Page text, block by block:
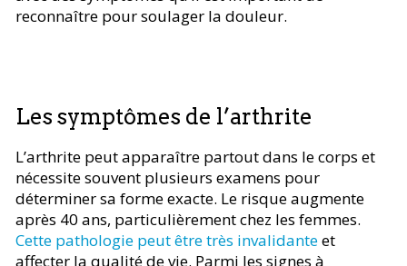
reconnaître pour soulager la douleur.
Les symptômes de l’arthrite
L’arthrite peut apparaître partout dans le corps et
nécessite souvent plusieurs examens pour
déterminer sa forme exacte. Le risque augmente
après 40 ans, particulièrement chez les femmes.
Cette pathologie peut être très invalidanteet
affecter la qualité de vie. Parmi les signes à